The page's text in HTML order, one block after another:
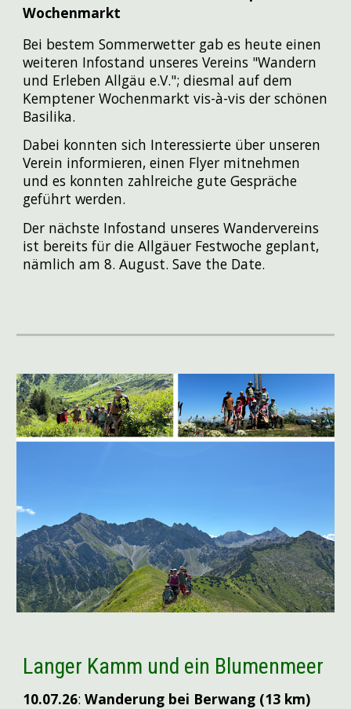
Wochenmarkt
Bei bestem Sommerwetter gab es heute einen
weiteren Infostand unseres Vereins "Wandern
und Erleben Allgäu e.V."; diesmal auf dem
Kemptener Wochenmarkt vis-à-vis der schönen
Basilika.
Dabei konnten sich Interessierte über unseren
Verein informieren, einen Flyer mitnehmen
und es konnten zahlreiche gute Gespräche
geführt werden.
Der nächste Infostand unseres Wandervereins
ist bereits für die Allgäuer Festwoche geplant,
nämlich am 8. August. Save the Date.
Langer Kamm und ein Blumenmeer
10.07.26: Wanderung bei Berwang (13 km)